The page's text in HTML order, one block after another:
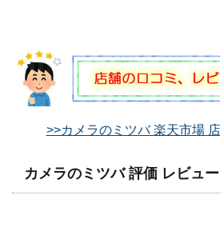
>>カメラのミツバ 楽天市場
カメラのミツバ 評価 レビュー